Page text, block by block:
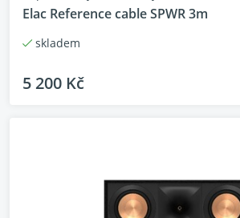
Elac Reference cable SPWR 3m
skladem
5 200 Kč